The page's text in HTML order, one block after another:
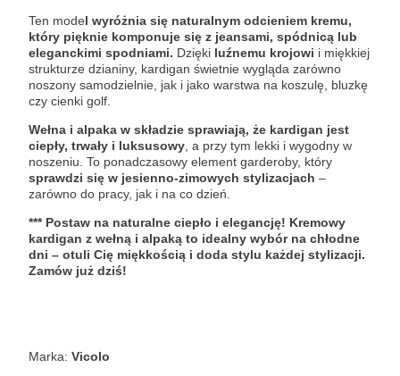
Ten model wyróżnia się naturalnym odcieniem kremu,
który pięknie komponuje się z jeansami, spódnicą lub
eleganckimi spodniami. Dzięki luźnemu krojowi i miękkiej
strukturze dzianiny, kardigan świetnie wygląda zarówno
noszony samodzielnie, jak i jako warstwa na koszulę, bluzkę
czy cienki golf.
Wełna i alpaka w składzie sprawiają, że kardigan jest
ciepły, trwały i luksusowy , a przy tym lekki i wygodny w
noszeniu. To ponadczasowy element garderoby, który
sprawdzi się w jesienno-zimowych stylizacjach –
zarówno do pracy, jak i na co dzień.
*** Postaw na naturalne ciepło i elegancję! Kremowy
kardigan z wełną i alpaką to idealny wybór na chłodne
dni – otuli Cię miękkością i doda stylu każdej stylizacji.
Zamów już dziś!
Marka: Vicolo